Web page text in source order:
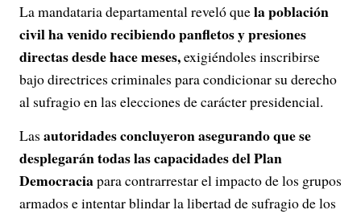
La mandataria departamental reveló quela población
civil ha venido recibiendo panfletos y presiones
directas desde hace meses,exigiéndoles inscribirse
bajo directrices criminales para condicionar su derecho
al sufragio en las elecciones de carácter presidencial.
Las autoridades concluyeron asegurando que se
desplegarán todas las capacidades del Plan
Democraciapara contrarrestar el impacto de los grupos
armados e intentar blindar la libertad de sufragio de los